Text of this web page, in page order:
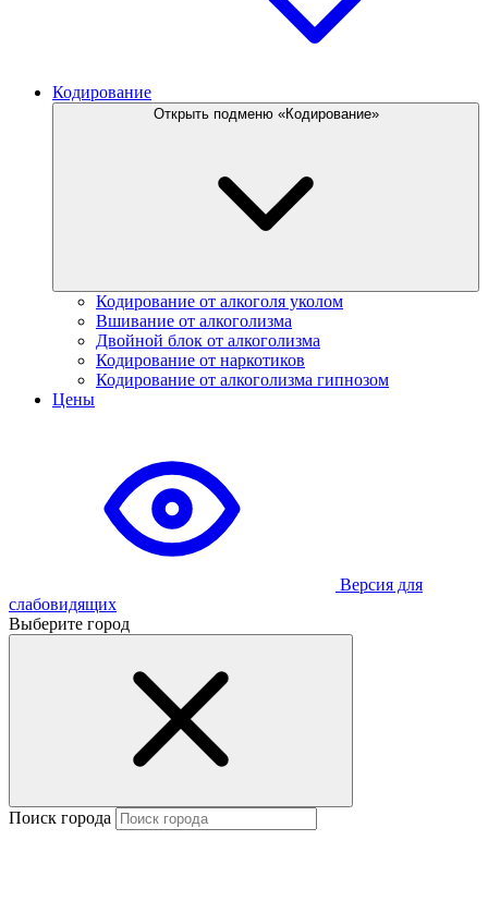
Кодирование
Открыть подменю «Кодирование»
Кодирование от алкоголя уколом
Вшивание от алкоголизма
Двойной блок от алкоголизма
Кодирование от наркотиков
Кодирование от алкоголизма гипнозом
Цены
Версия для
слабовидящих
Выберите город
Поиск города